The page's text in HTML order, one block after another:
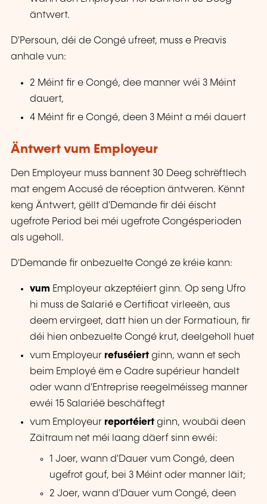
äntwert.
D'Persoun, déi de Congé ufreet, muss e Preavis
anhale vun:
2 Méint fir e Congé, dee manner wéi 3 Méint
dauert,
4 Méint fir e Congé, deen 3 Méint a méi dauert
Äntwert vum Employeur
Den Employeur muss bannent 30 Deeg schrëftlech
mat engem Accusé de réception äntweren. Kënnt
keng Äntwert, gëllt d'Demande fir déi éischt
ugefrote Period bei méi ugefrote Congésperioden
als ugeholl.
D'Demande fir onbezuelte Congé ze kréie kann:
vum Employeur akzeptéiert ginn. Op seng Ufro
hi muss de Salarié e Certificat virleeën, aus
deem ervirgeet, datt hien un der Formatioun, fir
déi hien onbezuelte Congé krut, deelgeholl huet
vum Employeur refuséiert ginn, wann et sech
beim Employé ëm e Cadre supérieur handelt
oder wann d'Entreprise reegelméisseg manner
ewéi 15 Salariéë beschäftegt
vum Employeur reportéiert ginn, woubäi deen
Zäitraum net méi laang däerf sinn ewéi:
1 Joer, wann d'Dauer vum Congé, deen
ugefrot gouf, bei 3 Méint oder manner läit;
2 Joer, wann d'Dauer vum Congé, deen